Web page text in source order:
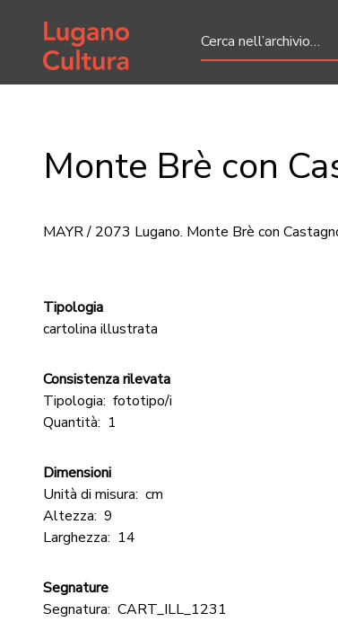
Home page
Monte Brè con
MAYR / 2073 Lugano. Monte Brè con
Tipologia
cartolina illustrata
Consistenza rilevata
Tipologia: fototipo/i
Quantità: 1
Dimensioni
Unità di misura: cm
Altezza: 9
Larghezza: 14
Segnature
Segnatura: CART_ILL_1231